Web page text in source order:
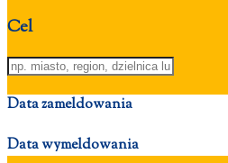
Cel
Data zameldowania
Data wymeldowania